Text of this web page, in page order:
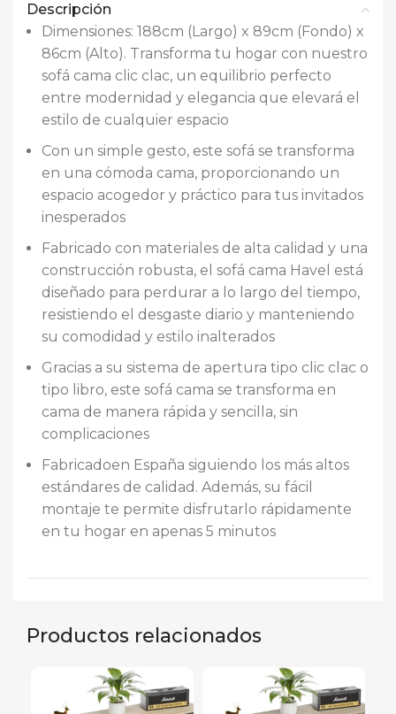
Descripción
Dimensiones: 188cm (Largo) x 89cm (Fondo) x
86cm (Alto). Transforma tu hogar con nuestro
sofá cama clic clac, un equilibrio perfecto
entre modernidad y elegancia que elevará el
estilo de cualquier espacio
Con un simple gesto, este sofá se transforma
en una cómoda cama, proporcionando un
espacio acogedor y práctico para tus invitados
inesperados
Fabricado con materiales de alta calidad y una
construcción robusta, el sofá cama Havel está
diseñado para perdurar a lo largo del tiempo,
resistiendo el desgaste diario y manteniendo
su comodidad y estilo inalterados
Gracias a su sistema de apertura tipo clic clac o
tipo libro, este sofá cama se transforma en
cama de manera rápida y sencilla, sin
complicaciones
Fabricadoen España siguiendo los más altos
estándares de calidad. Además, su fácil
montaje te permite disfrutarlo rápidamente
en tu hogar en apenas 5 minutos
Productos relacionados